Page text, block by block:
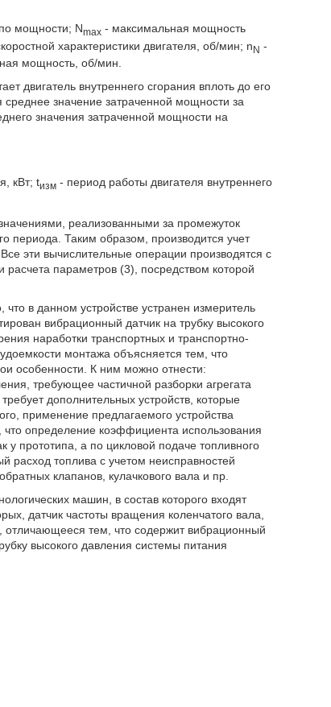
мощности; Nmax- максимальная мощность
характеристики двигателя, об/мин; nN -
мощность, об/мин.
двигатель внутреннего сгорания вплоть до его
значение затраченной мощности за
значения затраченной мощности на
кВт; tизм- период работы двигателя внутреннего
реализованными за промежуток
периода. Таким образом, производится учет
эти вычислительные операции производятся с
параметров (3), посредством которой
в данном устройстве устранен измеритель
вибрационный датчик на трубку высокого
наработки транспортных и транспортно-
монтажа объясняется тем, что
особенности. К ним можно отнести:
требующее частичной разборки агрегата
дополнительных устройств, которые
применение предлагаемого устройства
что определение коэффициента использования
у прототипа, а по цикловой подаче топливного
расход топлива с учетом неисправностей
клапанов, кулачкового вала и пр.
машин, в состав которого входят
датчик частоты вращения коленчатого вала,
отличающееся тем, что содержит вибрационный
высокого давления системы питания